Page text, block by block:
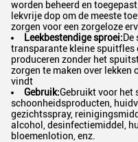
worden beheerd en
lekvrije dop om de meeste
zorgen voor een zorgeloze
Leekbestendige sproei:
transparante kleine spuitfles
produceren zonder het
zorgen te maken over lekken
vindt
Gebruik:Gebruikt voor het
schoonheidsproducten,
gezichtsspray,
alcohol, desinfectiemiddel,
bloemenlotion, enz.